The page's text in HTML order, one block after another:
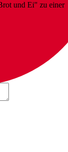
und Ei" zu einer